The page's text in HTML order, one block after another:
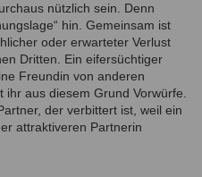
nützlich sein. Denn
hin. Gemeinsam ist
oder erwarteter Verlust
Dritten. Ein eifersüchtiger
Freundin von anderen
aus diesem Grund Vorwürfe.
der verbittert ist, weil ein
attraktiveren Partnerin